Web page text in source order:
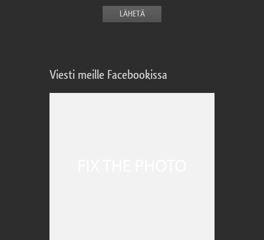
Viesti meille Facebookissa